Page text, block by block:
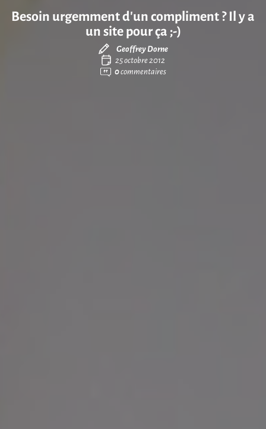
Besoin urgemment d’un compliment ? Il y a
un site pour ça ;-)
Geoffrey Dorne
25 octobre 2012
0commentaires